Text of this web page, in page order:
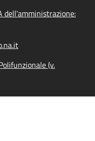
dell'amministrazione:
(v.